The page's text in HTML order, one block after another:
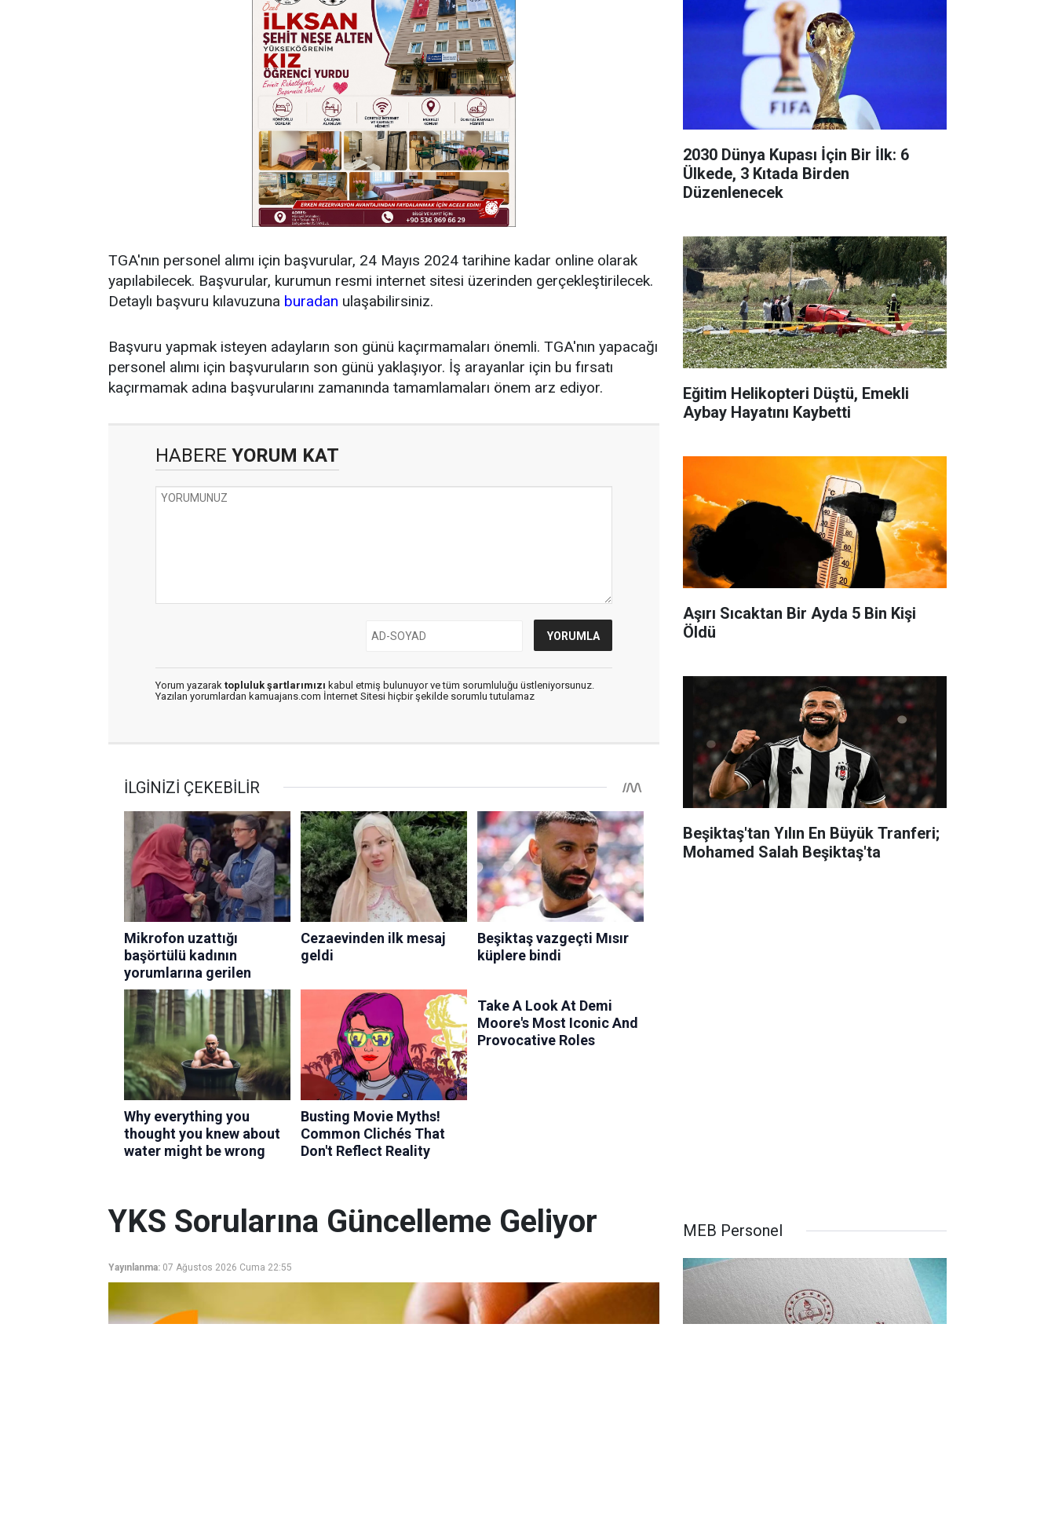
TGA'nın personel alımı için başvurular, 24 Mayıs 2024 tarihine kadar online olarak
yapılabilecek. Başvurular, kurumun resmi internet sitesi üzerinden gerçekleştirilecek.
Detaylı başvuru kılavuzuna buradan ulaşabilirsiniz.
Başvuru yapmak isteyen adayların son günü kaçırmamaları önemli. TGA'nın yapacağı
personel alımı için başvuruların son günü yaklaşıyor. İş arayanlar için bu fırsatı
kaçırmamak adına başvurularını zamanında tamamlamaları önem arz ediyor.
HABERE YORUM KAT
Yorum yazarak topluluk şartlarımızı kabul etmiş bulunuyor ve tüm sorumluluğu üstleniyorsunuz.
Yazılan yorumlardan kamuajans.com İnternet Sitesi hiçbir şekilde sorumlu tutulamaz
2030 Dünya Kupası İçin Bir İlk: 6
Ülkede, 3 Kıtada Birden
Düzenlenecek
Eğitim Helikopteri Düştü, Emekli
Aybay Hayatını Kaybetti
Aşırı Sıcaktan Bir Ayda 5 Bin Kişi
Öldü
Beşiktaş'tan Yılın En Büyük Tranferi;
Mohamed Salah Beşiktaş'ta
YKS Sorularına Güncelleme Geliyor
Yayınlanma: 07 Ağustos 2026 Cuma 22:55
MEB Personel